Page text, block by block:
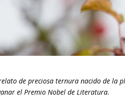
de preciosa ternura nacido de la
el Premio Nobel de Literatura.